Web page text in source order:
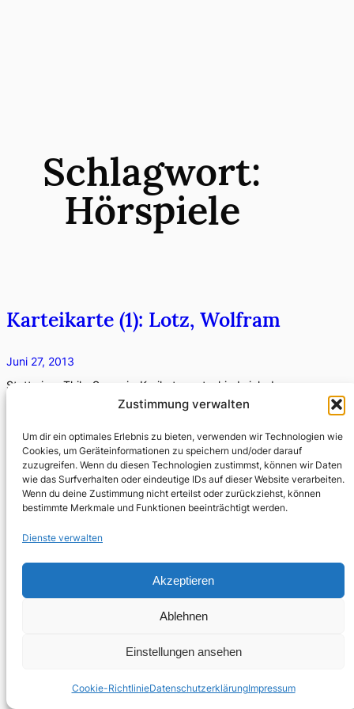
Zustimmung verwalten
Um dir ein optimales Erlebnis zu bieten, verwenden wir Technologien wie
Cookies, um Geräteinformationen zu speichern und/oder darauf
zuzugreifen. Wenn du diesen Technologien zustimmst, können wir Daten
wie das Surfverhalten oder eindeutige IDs auf dieser Website verarbeiten.
Wenn du deine Zustimmung nicht erteilst oder zurückziehst, können
bestimmte Merkmale und Funktionen beeinträchtigt werden.
Dienste verwalten
Akzeptieren
Ablehnen
Einstellungen ansehen
Cookie-RichtlinieDatenschutzerklärungImpressum
Schlagwort:
Hörspiele
Karteikarte (1): Lotz, Wolfram
Juni 27, 2013
Statt einer Thilo-Sarrazin-Karikatur entschied sich der
Verfasser dafür, diesen Beitrag mit einem harmlosen
neuen Reihe…